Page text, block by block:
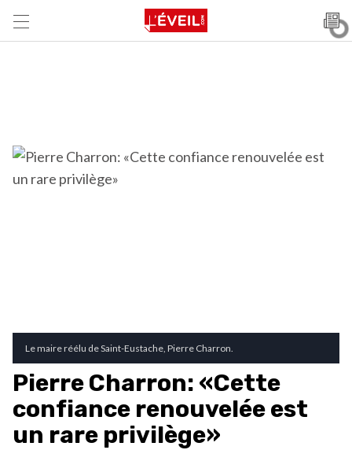
Le maire réélu de Saint-Eustache, Pierre Charron.
Pierre Charron: «Cette
confiance renouvelée est
un rare privilège»